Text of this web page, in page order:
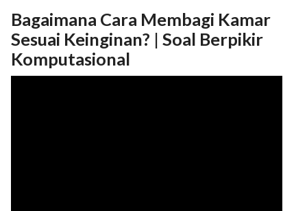
Bagaimana Cara Membagi Kamar
Sesuai Keinginan? | Soal Berpikir
Komputasional